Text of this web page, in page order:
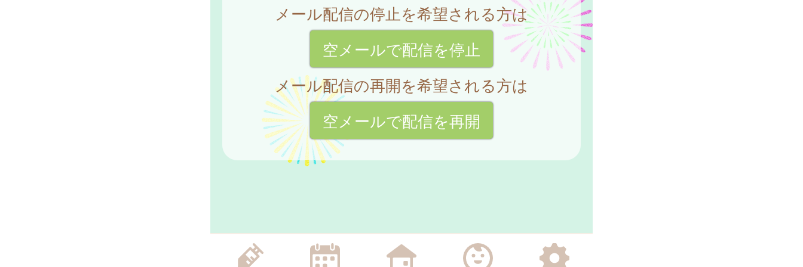
メール配信の停止を希望される方は
空メールで配信を停止
メール配信の再開を希望される方は
空メールで配信を再開